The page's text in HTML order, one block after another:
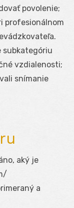
povolenie;
profesionálnom
subkategóriu
vzdialenosti;
snímanie
aký je
a